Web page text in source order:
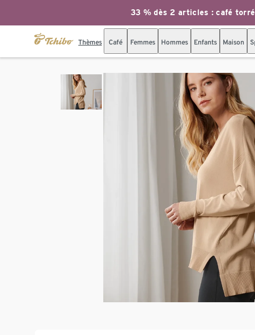
33 % dès 2 articles : café
Thèmes Café Femmes Hommes Enfants Maison